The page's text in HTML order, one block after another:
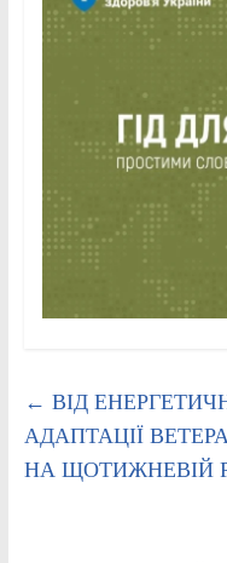
← ВІД
АДАПТАЦІЇ
НА ЩОТИЖНЕВІЙ